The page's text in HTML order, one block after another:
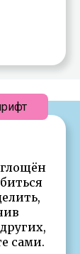
сами.